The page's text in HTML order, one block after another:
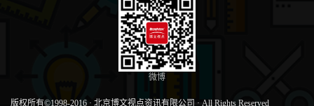
微博
版权所有©1998-2016 · 北京博文视点资讯有限公司 · All Rights Reserved